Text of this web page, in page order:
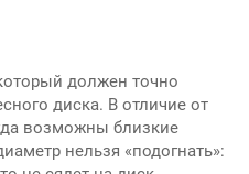
должен точно
диска. В отличие от
возможны близкие
нельзя «подогнать»: